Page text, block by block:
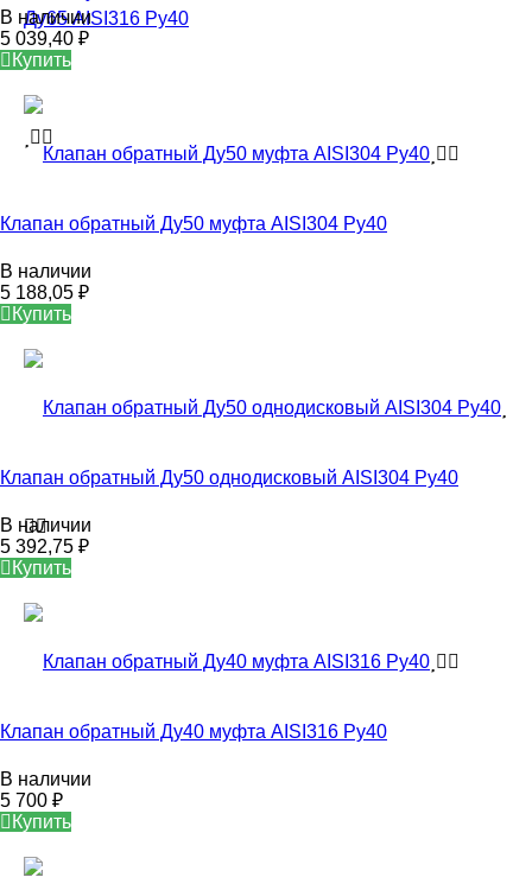
В наличии
5 039,40 ₽
Купить
Клапан обратный Ду50 муфта AISI304 Ру40
В наличии
5 188,05 ₽
Купить
Клапан обратный Ду50 однодисковый AISI304 Ру40
В наличии
5 392,75 ₽
Купить
Клапан обратный Ду40 муфта AISI316 Ру40
В наличии
5 700 ₽
Купить